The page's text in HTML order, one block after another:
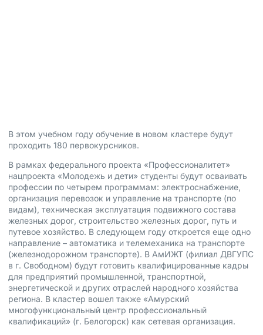
В этом учебном году обучение в новом кластере будут
проходить 180 первокурсников.
В рамках федерального проекта «Профессионалитет»
нацпроекта «Молодежь и дети» студенты будут осваивать
профессии по четырем программам: электроснабжение,
организация перевозок и управление на транспорте (по
видам), техническая эксплуатация подвижного состава
железных дорог, строительство железных дорог, путь и
путевое хозяйство. В следующем году откроется еще одно
направление – автоматика и телемеханика на транспорте
(железнодорожном транспорте). В АмИЖТ (филиал ДВГУПС
в г. Свободном) будут готовить квалифицированные кадры
для предприятий промышленной, транспортной,
энергетической и других отраслей народного хозяйства
региона. В кластер вошел также «Амурский
многофункциональный центр профессиональный
квалификаций» (г. Белогорск) как сетевая организация.